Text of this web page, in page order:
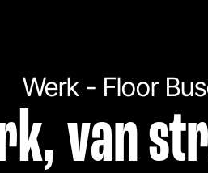
Werk - Floor
van